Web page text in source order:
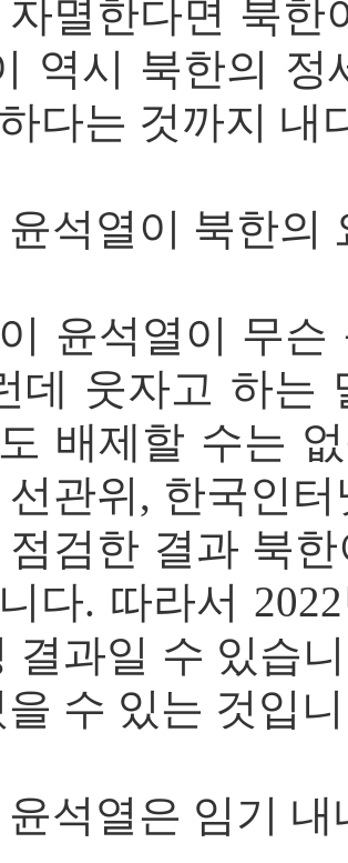
자멸한다면 북한
역시 북한의
다는 것까지
윤석열이 북한의
윤석열이 무
데 웃자고 하는
배제할 수는
관위, 한국인
점검한 결과 북
다. 따라서
결과일 수 있습
을 수 있는 것입
윤석열은 임기